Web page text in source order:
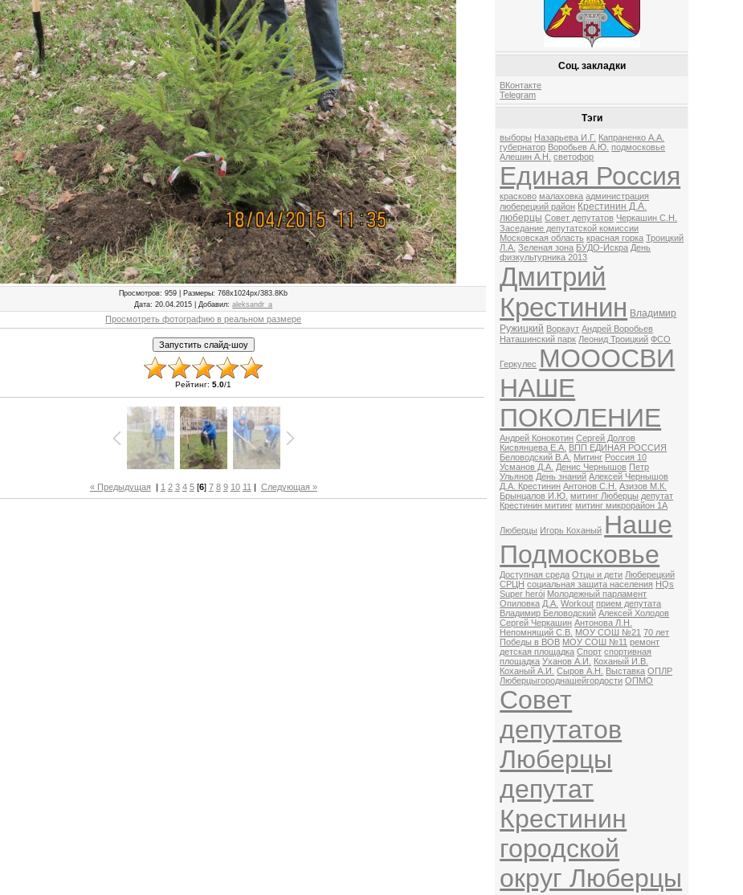
Просмотров: 959 | Размеры: 768x1024px/383.8Kb
Дата: 20.04.2015 | Добавил:aleksandr_a
Просмотреть фотографию в реальном размере
Рейтинг: 5.0/1
« Предыдущая | 1 2 3 4 5[6] 7 8 9 10 11 | Следующая »
Соц. закладки
ВКонтакте
Telegram
Тэги
выборы Назарьева И.Г. Капраненко А.А.
губернатор Воробьев А.Ю. подмосковье
Алешин А.Н.
светофор
Единая Россия
красково малаховка администрация
люберецкий район Крестинин Д.А.
люберцы Совет депутатов Черкашин С.Н.
Заседание депутатской комиссии
Московская область красная горка Троицкий
Л.А. Зеленая зона БУДО-Искра День
физкультурника 2013
Дмитрий
Крестинин Владимир
Ружицкий Воркаут Андрей Воробьев
Наташинский парк Леонид Троицкий ФСО
Геркулес МОООСВИ
НАШЕ
ПОКОЛЕНИЕ
Андрей Конокотин Сергей Долгов
Кисвянцева Е.А. ВПП ЕДИНАЯ РОССИЯ
Беловодский В.А. Митинг Россия 10
Усманов Д.А. Денис Чернышов Петр
Ульянов День знаний Алексей Чернышов
Д.А. Крестинин Антонов С.Н.
Азизов М.К.
Брынцалов И.Ю. митинг Люберцы депутат
Крестинин митинг митинг микрорайон 1А
Люберцы Игорь Коханый Наше
Подмосковье
Доступная среда Отцы и дети Люберецкий
СРЦН социальная защита населения HQs
Super herói Молодежный парламент
Опиловка Д.А. Workout прием депутата
Владимир Беловодский Алексей Холодов
Сергей Черкашин Антонова Л.Н.
Непомнящий С.В. МОУ СОШ №21 70 лет
Победы в ВОВ МОУ СОШ №11 ремонт
детская площадка Спорт спортивная
площадка Уханов А.И.
Коханый И.В.
Коханый А.И.
Сыров А.Н. Выставка ОПЛР
Люберцыгороднашейгордости ОПМО
Совет
депутатов
Люберцы
депутат
Крестинин
городской
округ Люберцы